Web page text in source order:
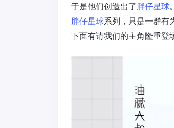
于是他们创造出了 胖仔星球。
胖仔星球系列，只是一群有
下面有请我们的主角隆重登